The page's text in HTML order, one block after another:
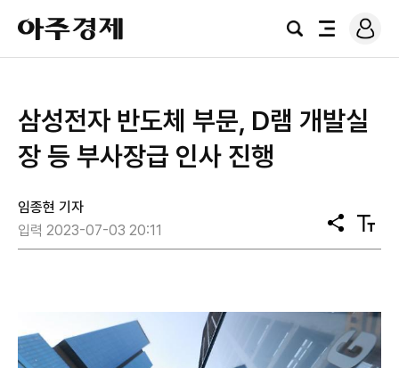
아
주
경
검
전
로
그
삼성전자 반도체 부문, D램 개발실
장 등 부사장급 인사 진행
임종현 기자
입력 2023-07-03 20:11
공
유
텍
스